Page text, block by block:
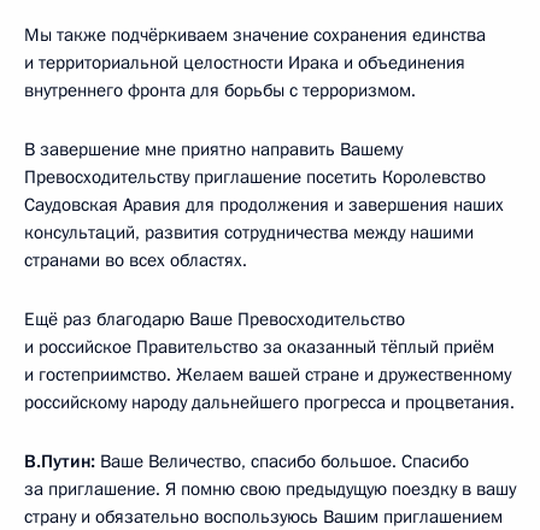
Мы также подчёркиваем значение сохранения единства
и территориальной целостности Ирака и объединения
внутреннего фронта для борьбы с терроризмом.
В завершение мне приятно направить Вашему
Превосходительству приглашение посетить Королевство
Саудовская Аравия для продолжения и завершения наших
консультаций, развития сотрудничества между нашими
странами во всех областях.
Ещё раз благодарю Ваше Превосходительство
и российское Правительство за оказанный тёплый приём
и гостеприимство. Желаем вашей стране и дружественному
российскому народу дальнейшего прогресса и процветания.
В.Путин: Ваше Величество, спасибо большое. Спасибо
за приглашение. Я помню свою предыдущую поездку в вашу
страну и обязательно воспользуюсь Вашим приглашением